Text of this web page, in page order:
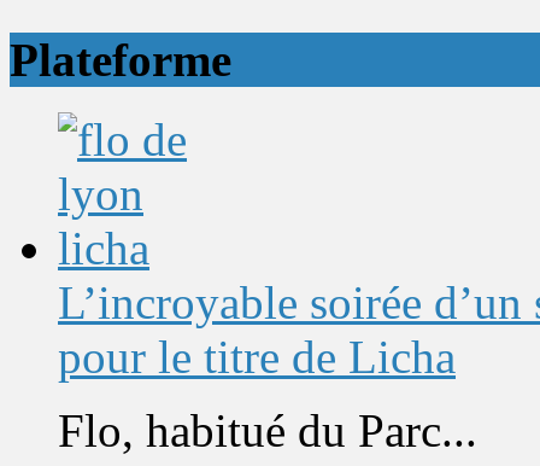
Plateforme
L’incroyable soirée
pour le titre de Licha
Flo, habitué du Parc...